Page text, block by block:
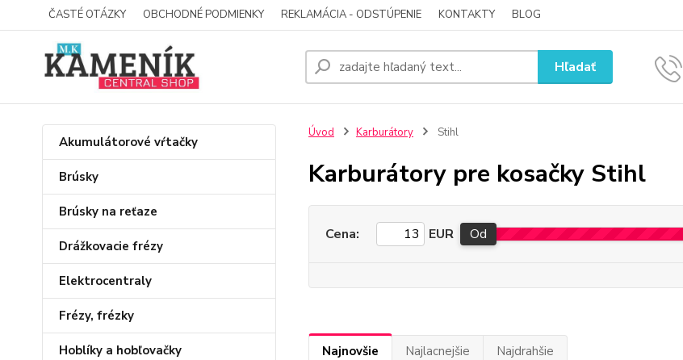
ČASTÉ OTÁZKY OBCHODNÉ PODMIENKY REKLAMÁCIA - ODSTÚPENIE KONTAKTY BLOG
Hľadať
Akumulátorové vŕtačky
Brúsky
Brúsky na reťaze
Drážkovacie frézy
Elektrocentraly
Frézy, frézky
Hoblíky a hobľovačky
Úvod Karburátory Stihl
Karburátory pre kosačky Stihl
Cena: EUR Od
Najnovšie Najlacnejšie Najdrahšie